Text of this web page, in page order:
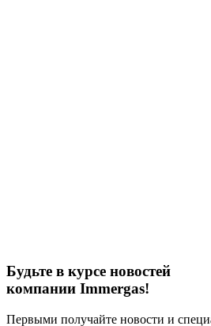
Будьте в курсе новостей
компании Immergas!
Первыми получайте новости и